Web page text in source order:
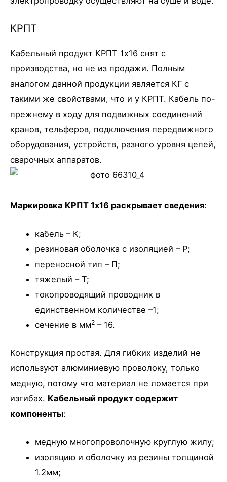
КРПТ
Кабельный продукт КРПТ 1х16 снят с
производства, но не из продажи. Полным
аналогом данной продукции является КГ с
такими же свойствами, что и у КРПТ. Кабель по-
прежнему в ходу для подвижных соединений
кранов, тельферов, подключения передвижного
оборудования, устройств, разного уровня цепей,
сварочных аппаратов.
Маркировка КРПТ 1х16 раскрывает сведения:
кабель – К;
резиновая оболочка с изоляцией – Р;
переносной тип – П;
тяжелый – Т;
токопроводящий проводник в
единственном количестве –1;
сечение в мм2 – 16.
Конструкция простая. Для гибких изделий не
используют алюминиевую проволоку, только
медную, потому что материал не ломается при
изгибах. Кабельный продукт содержит
компоненты:
медную многопроволочную круглую жилу;
изоляцию и оболочку из резины толщиной
1.2мм;